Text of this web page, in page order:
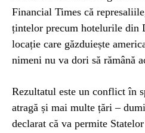
Financial Times că
țintelor precum hotelurile din
locație care găzduiește
nimeni nu va dori să rămână
Rezultatul este un conflict în
atragă și mai multe țări –
declarat că va permite